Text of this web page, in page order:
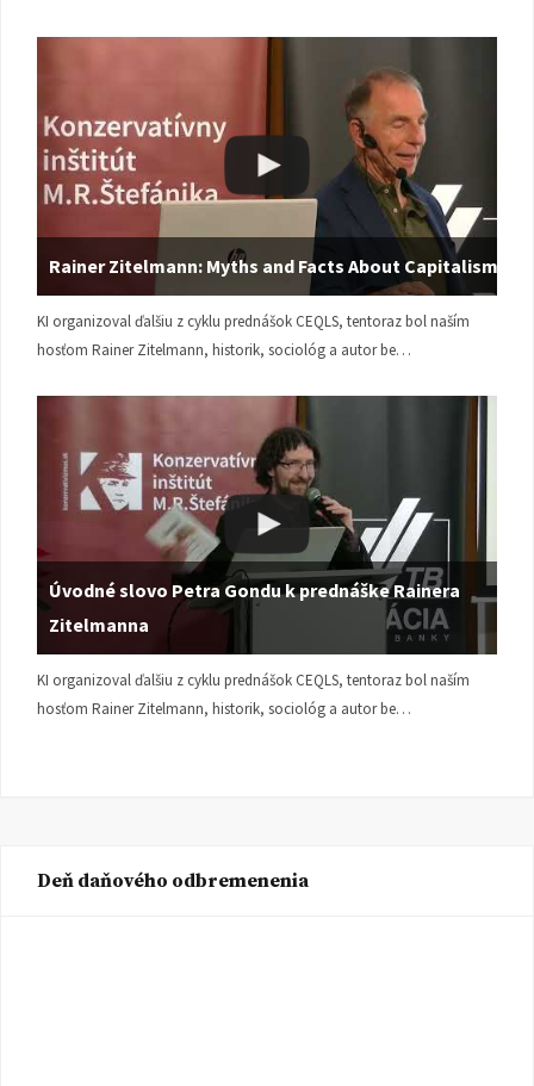
Rainer Zitelmann: Myths and Facts About Capitalism
KI organizoval ďalšiu z cyklu prednášok CEQLS, tentoraz bol naším
hosťom Rainer Zitelmann, historik, sociológ a autor be…
Úvodné slovo Petra Gondu k prednáške Rainera
Zitelmanna
KI organizoval ďalšiu z cyklu prednášok CEQLS, tentoraz bol naším
hosťom Rainer Zitelmann, historik, sociológ a autor be…
Deň daňového odbremenenia